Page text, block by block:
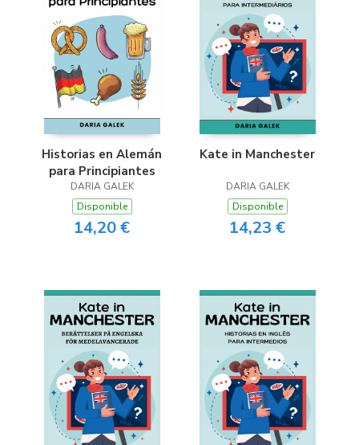
Historias en Alemán
para Principiantes
DARIA GALEK
Disponible
14,20 €
Kate in Manchester
DARIA GALEK
Disponible
14,23 €